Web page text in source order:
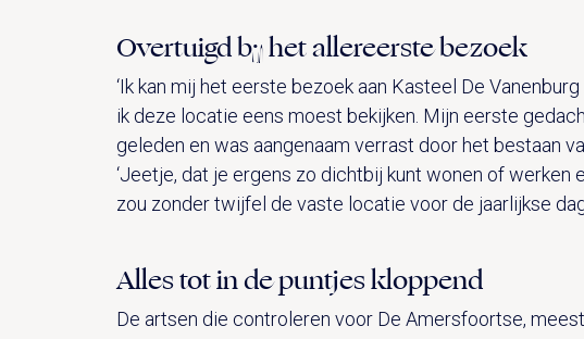
Overtuigd bij het allereerste bezoek
‘Ik kan mij het eerste bezoek aan Kasteel De
ik deze locatie eens moest bekijken. Mijn eerste
geleden en was aangenaam verrast door het bestaan
‘Jeetje, dat je ergens zo dichtbij kunt wonen of werken
zou zonder twijfel de vaste locatie voor de jaarlijkse
Alles tot in de puntjes kloppend
De artsen die controleren voor De Amersfoortse,